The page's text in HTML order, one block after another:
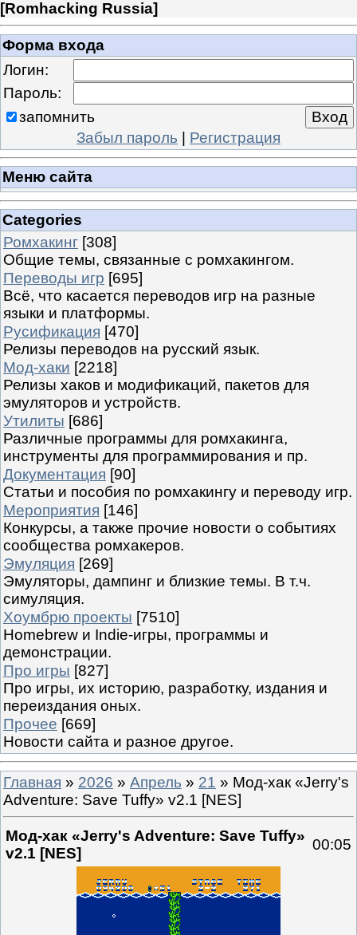
[Romhacking Russia]
Форма входа
Логин:
Пароль:
запомнить
Забыл пароль | Регистрация
Меню сайта
Categories
Ромхакинг [308]
Общие темы, связанные с ромхакингом.
Переводы игр [695]
Всё, что касается переводов игр на разные
языки и платформы.
Русификация [470]
Релизы переводов на русский язык.
Мод-хаки [2218]
Релизы хаков и модификаций, пакетов для
эмуляторов и устройств.
Утилиты [686]
Различные программы для ромхакинга,
инструменты для программирования и пр.
Документация [90]
Статьи и пособия по ромхакингу и переводу игр.
Мероприятия [146]
Конкурсы, а также прочие новости о событиях
сообщества ромхакеров.
Эмуляция [269]
Эмуляторы, дампинг и близкие темы. В т.ч.
симуляция.
Хоумбрю проекты [7510]
Homebrew и Indie-игры, программы и
демонстрации.
Про игры [827]
Про игры, их историю, разработку, издания и
переиздания оных.
Прочее [669]
Новости сайта и разное другое.
Главная » 2026 » Апрель » 21 » Мод-хак «Jerry's
Adventure: Save Tuffy» v2.1 [NES]
Мод-хак «Jerry's Adventure: Save Tuffy»
v2.1 [NES]
00:05